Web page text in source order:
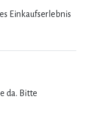
Einkaufserlebnis
da. Bitte